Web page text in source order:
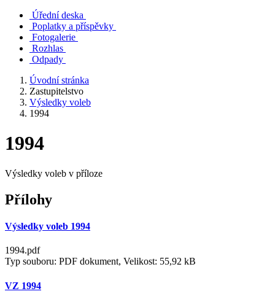
Úřední deska
Poplatky a příspěvky
Fotogalerie
Rozhlas
Odpady
Úvodní stránka
Zastupitelstvo
Výsledky voleb
1994
1994
Výsledky voleb v příloze
Přílohy
Výsledky voleb 1994
1994.pdf
Typ souboru: PDF dokument, Velikost: 55,92 kB
VZ 1994